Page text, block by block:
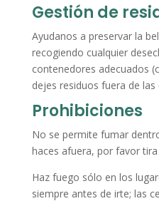
Gestión de
Ayudanos a preservar la
recogiendo cualquier
contenedores adecuados
dejes residuos fuera de las
Prohibiciones
No se permite fumar
haces afuera, por favor
Haz fuego sólo en los
siempre antes de irte; las